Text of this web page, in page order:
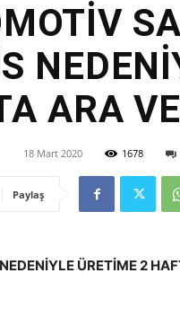
ARA
18 Mart 2020 1678
Paylaş
ÜRETİME 2